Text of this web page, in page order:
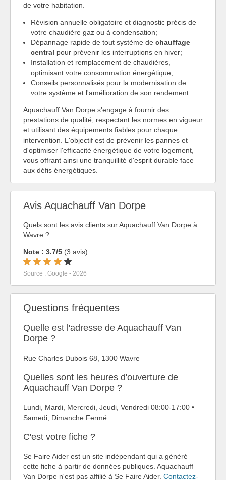
de votre habitation.
Révision annuelle obligatoire et diagnostic précis de
votre chaudière gaz ou à condensation;
Dépannage rapide de tout système de chauffage
central pour prévenir les interruptions en hiver;
Installation et remplacement de chaudières,
optimisant votre consommation énergétique;
Conseils personnalisés pour la modernisation de
votre système et l'amélioration de son rendement.
Aquachauff Van Dorpe s'engage à fournir des
prestations de qualité, respectant les normes en vigueur
et utilisant des équipements fiables pour chaque
intervention. L'objectif est de prévenir les pannes et
d'optimiser l'efficacité énergétique de votre logement,
vous offrant ainsi une tranquillité d'esprit durable face
aux défis énergétiques.
Avis Aquachauff Van Dorpe
Quels sont les avis clients sur Aquachauff Van Dorpe à
Wavre ?
Note : 3.7/5 (3 avis)
Source : Google - 2026
Questions fréquentes
Quelle est l'adresse de Aquachauff Van
Dorpe ?
Rue Charles Dubois 68, 1300 Wavre
Quelles sont les heures d'ouverture de
Aquachauff Van Dorpe ?
Lundi, Mardi, Mercredi, Jeudi, Vendredi 08:00-17:00 •
Samedi, Dimanche Fermé
C'est votre fiche ?
Se Faire Aider est un site indépendant qui a généré
cette fiche à partir de données publiques. Aquachauff
Van Dorpe n'est pas affilié à Se Faire Aider. Contactez-